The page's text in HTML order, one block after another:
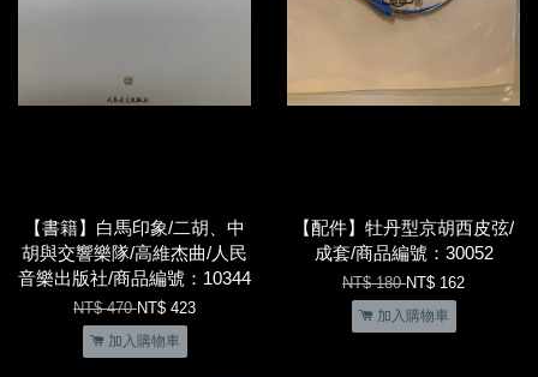
【書籍】白馬印象/二胡、中
胡與交響樂隊/高維杰曲/人民
音樂出版社/商品編號：10344
NT$ 470NT$ 423
加入購物車
【配件】牡丹型京胡西皮弦/
成套/商品編號：30052
NT$ 180NT$ 162
加入購物車